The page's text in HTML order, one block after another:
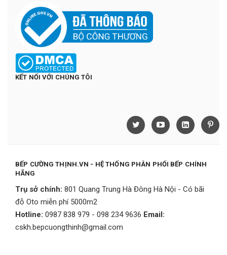
KẾT NỐI VỚI CHÚNG TÔI
BẾP CƯỜNG THỊNH.VN - HỆ THỐNG PHÂN PHỐI BẾP CHÍNH
HÃNG
Trụ sở chính: 801 Quang Trung Hà Đông Hà Nội - Có bãi
đỗ Oto miễn phí 5000m2
Hotline: 0987 838 979 - 098 234 9636 Email:
cskh.bepcuongthinh@gmail.com